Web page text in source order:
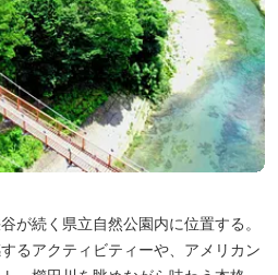
が続く県立自然公園内に位置する。
るアクティビティーや、アメリカン